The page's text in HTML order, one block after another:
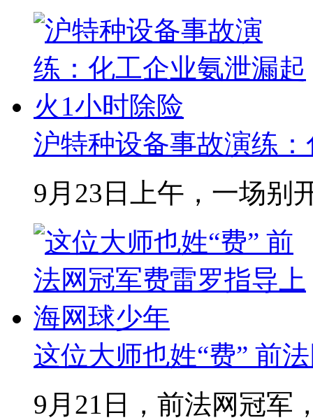
沪特种设备事故演练
9月23日上午，一场别
这位大师也姓“费” 前
9月21日，前法网冠军